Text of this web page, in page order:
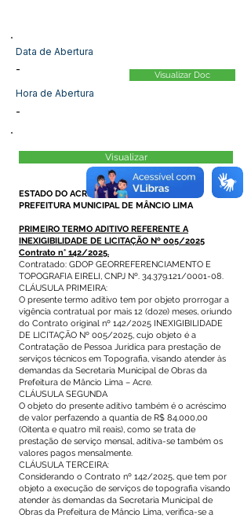
Data de Abertura
-
Hora de Abertura
-
Visualizar Doc
Visualizar
ESTADO DO ACRE
PREFEITURA MUNICIPAL DE MÂNCIO LIMA
PRIMEIRO TERMO ADITIVO REFERENTE A
INEXIGIBILIDADE DE LICITAÇÃO Nº 005/2025
Contrato n° 142/2025.
Contratado: GDOP GEORREFERENCIAMENTO E
TOPOGRAFIA EIRELI, CNPJ Nº. 34.379.121/0001-08.
CLÁUSULA PRIMEIRA:
O presente termo aditivo tem por objeto prorrogar a
vigência contratual por mais 12 (doze) meses, oriundo
do Contrato original nº 142/2025 INEXIGIBILIDADE
DE LICITAÇÃO Nº 005/2025, cujo objeto é a
Contratação de Pessoa Jurídica para prestação de
serviços técnicos em Topografia, visando atender às
demandas da Secretaria Municipal de Obras da
Prefeitura de Mâncio Lima – Acre.
CLÁUSULA SEGUNDA
O objeto do presente aditivo também é o acréscimo
de valor perfazendo a quantia de R$ 84.000,00
(Oitenta e quatro mil reais), como se trata de
prestação de serviço mensal, aditiva-se também os
valores pagos mensalmente.
CLÁUSULA TERCEIRA:
Considerando o Contrato nº 142/2025, que tem por
objeto a execução de serviços de topografia visando
atender às demandas da Secretaria Municipal de
Obras da Prefeitura de Mâncio Lima, verifica-se a